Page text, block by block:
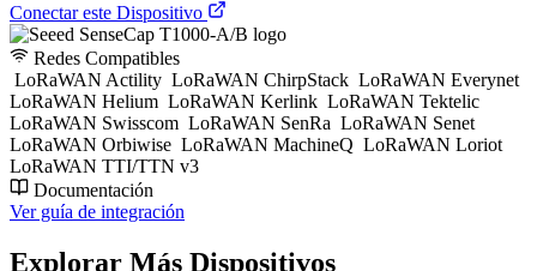
Conectar este Dispositivo
Redes Compatibles
LoRaWAN Actility LoRaWAN ChirpStack LoRaWAN Everynet
LoRaWAN Helium LoRaWAN Kerlink LoRaWAN Tektelic
LoRaWAN Swisscom LoRaWAN SenRa LoRaWAN Senet
LoRaWAN Orbiwise LoRaWAN MachineQ LoRaWAN Loriot
LoRaWAN TTI/TTN v3
Documentación
Ver guía de integración
Explorar Más Dispositivos